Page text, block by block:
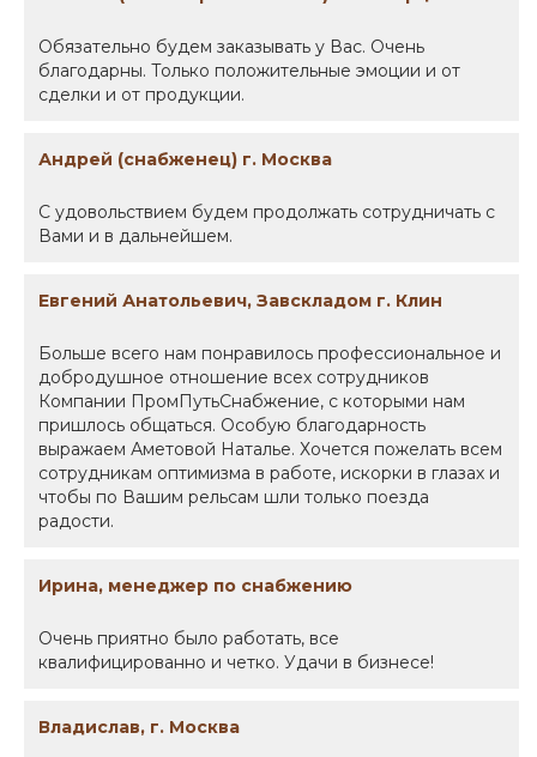
Обязательно будем заказывать у Вас. Очень
благодарны. Только положительные эмоции и от
сделки и от продукции.
Андрей (снабженец) г. Москва
С удовольствием будем продолжать сотрудничать с
Вами и в дальнейшем.
Евгений Анатольевич, Завскладом г. Клин
Больше всего нам понравилось профессиональное и
добродушное отношение всех сотрудников
Компании ПромПутьСнабжение, с которыми нам
пришлось общаться. Особую благодарность
выражаем Аметовой Наталье. Хочется пожелать всем
сотрудникам оптимизма в работе, искорки в глазах и
чтобы по Вашим рельсам шли только поезда
радости.
Ирина, менеджер по снабжению
Очень приятно было работать, все
квалифицированно и четко. Удачи в бизнесе!
Владислав, г. Москва